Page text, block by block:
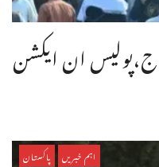
ان ایکشن
اہم خبریں پاکستان